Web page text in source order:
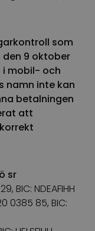
som
den 9 oktober
i mobil- och
namn inte kan
betalningen
att
korrekt
sr
BIC: NDEAFIHH
0385 85, BIC: